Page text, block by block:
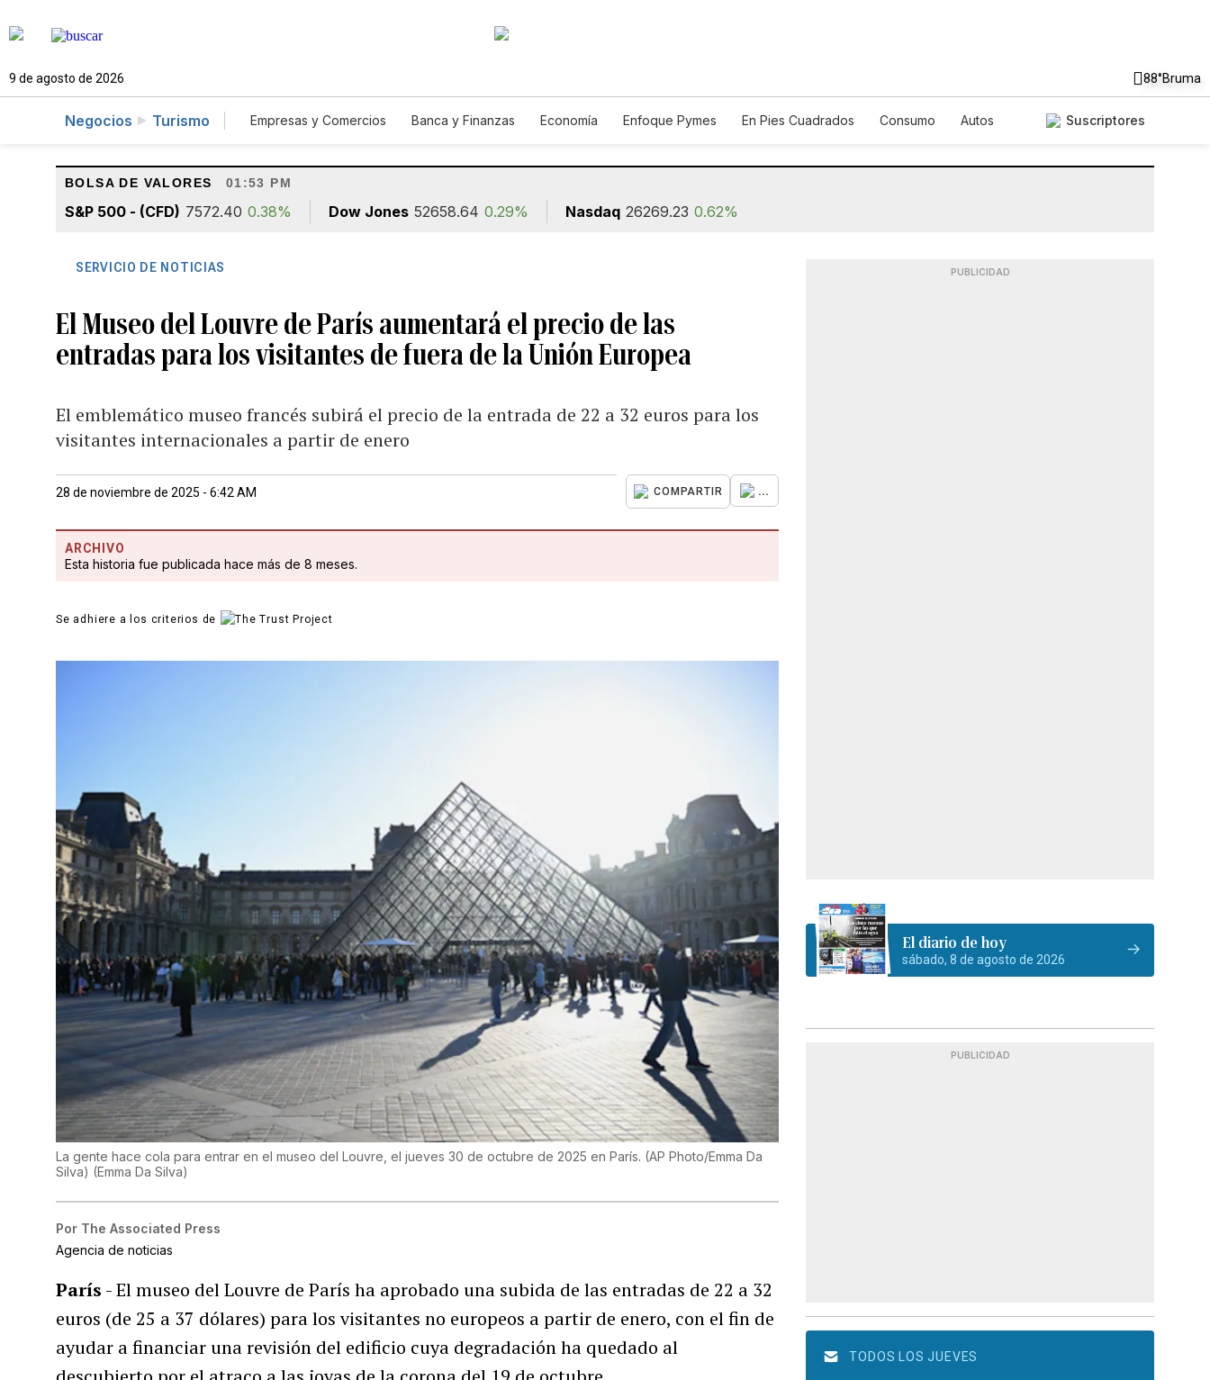
9 de agosto de 2026 88°Bruma
Negocios Turismo Empresas y Comercios Banca y Finanzas Economía Enfoque Pymes En Pies Cuadrados Consumo
Autos
Suscriptores
BOLSA DE VALORES 01:53 PM
S&P 500 - (CFD) 7572.40 0.38% Dow Jones 52658.64 0.29% Nasdaq 26269.23 0.62%
SERVICIO DE NOTICIAS
El Museo del Louvre de París aumentará el precio de las
entradas para los visitantes de fuera de la Unión Europea
El emblemático museo francés subirá el precio de la entrada de 22 a 32 euros para los
visitantes internacionales a partir de enero
28 de noviembre de 2025 - 6:42 AM COMPARTIR ...
ARCHIVO
Esta historia fue publicada hace más de 8 meses.
Se adhiere a los criterios de
La gente hace cola para entrar en el museo del Louvre, el jueves 30 de octubre de 2025 en París. (AP Photo/Emma Da
Silva) (Emma Da Silva)
Por The Associated Press
Agencia de noticias
París - El museo del Louvre de París ha aprobado una subida de las entradas de 22 a 32
euros (de 25 a 37 dólares) para los visitantes no europeos a partir de enero, con el fin de
ayudar a financiar una revisión del edificio cuya degradación ha quedado al
PUBLICIDAD
El diario de hoy
sábado, 8 de agosto de 2026
PUBLICIDAD
TODOS LOS JUEVES